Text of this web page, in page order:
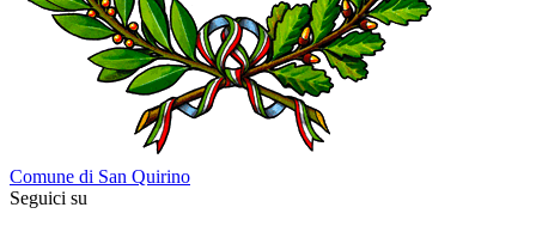
Comune di San Quirino
Seguici su